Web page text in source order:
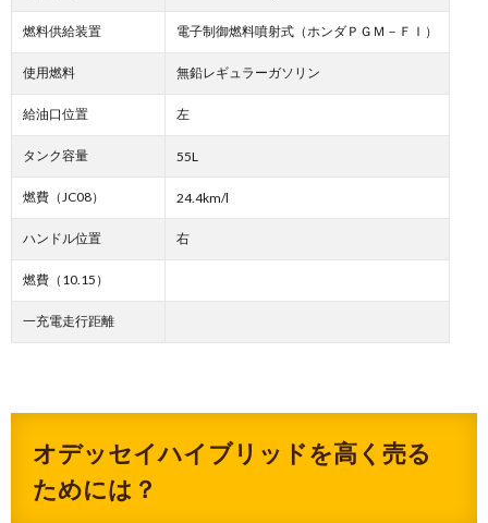
燃料供給装置 電子制御燃料噴射式（ホンダＰＧＭ－ＦＩ）
使用燃料 無鉛レギュラーガソリン
給油口位置 左
タンク容量 55L
燃費（JC08） 24.4km/l
ハンドル位置 右
燃費（10.15）
一充電走行距離
オデッセイハイブリッドを高く売る
ためには？